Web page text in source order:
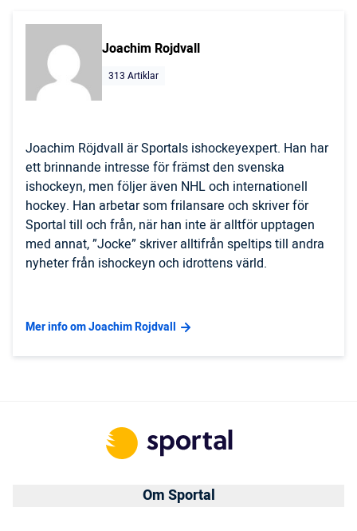
Joachim Rojdvall
313 Artiklar
Joachim Röjdvall är Sportals ishockeyexpert. Han har
ett brinnande intresse för främst den svenska
ishockeyn, men följer även NHL och internationell
hockey. Han arbetar som frilansare och skriver för
Sportal till och från, när han inte är alltför upptagen
med annat, ”Jocke” skriver alltifrån speltips till andra
nyheter från ishockeyn och idrottens värld.
Mer info om Joachim Rojdvall
Om Sportal